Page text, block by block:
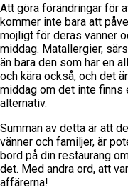
Att göra förändringar för
kommer inte bara att
möjligt för deras vänner
middag. Matallergier,
än bara den som har en
och kära också, och det
middag om det inte finns
alternativ.
Summan av detta är att
vänner och familjer, är
bord på din restaurang
det. Med andra ord, att
affärerna!